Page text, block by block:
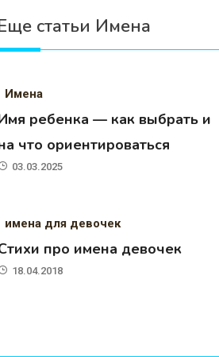
статьи Имена
Имена
ребенка — как выбрать и
что ориентироваться
03.03.2025
имена для девочек
про имена девочек
18.04.2018